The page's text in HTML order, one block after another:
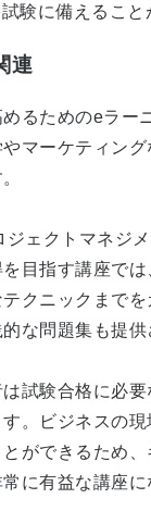
験に備えること
連
るためのeラー
マーケティン
ェクトマネジ
目指す講座で
クニックまで
な問題集も提供
試験合格に必
。ビジネスの
ができるため
に有益な講座に